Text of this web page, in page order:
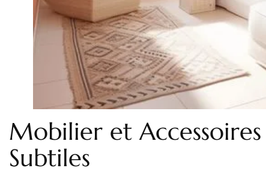
Mobilier et Accessoires
Subtiles